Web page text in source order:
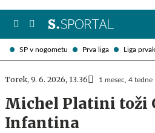
SP v nogometu Prva liga Liga
Torek, 9. 6. 2026, 13.36 1 mesec, 4 tedne
Michel Platini toži
Infantina